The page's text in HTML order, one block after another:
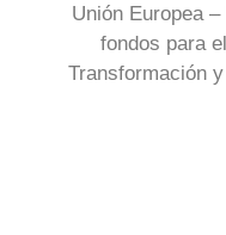
Unión Europea
fondos para
Transformación